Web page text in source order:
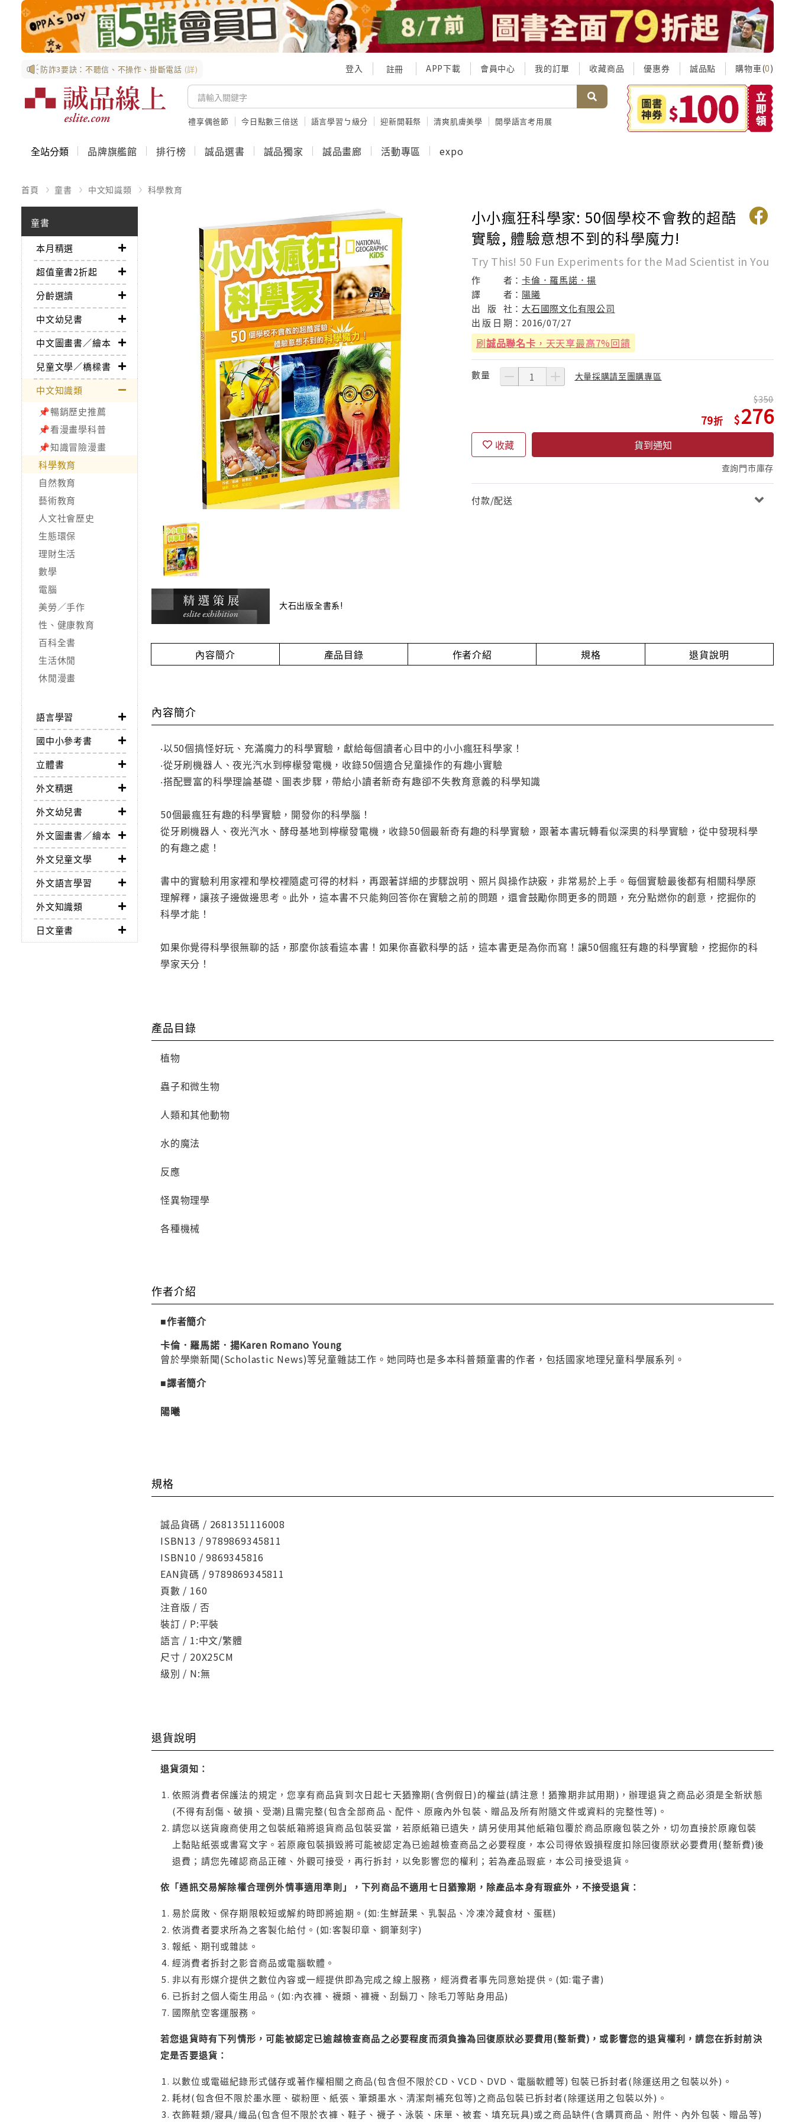
防詐3要訣：不聽信、不操作、掛斷電話 (詳) 登入 註冊 APP下載 會員中心 我的訂單 收藏商品 優惠券 誠品點 購物車(0)
禮享偶爸節 今日點數三倍送 語言學習ㄅ級分 迎新開鞋祭 清爽肌膚美學 開學語言考用展
全站分類 品牌旗艦館 排行榜 誠品選書 誠品獨家 誠品畫廊 活動專區 expo
首頁 童書 中文知識類 科學教育
童書
本月精選
超值童書2折起
分齡選讀
中文幼兒書
中文圖畫書／繪本
兒童文學／橋樑書
中文知識類
📌暢銷歷史推薦
📌看漫畫學科普
📌知識冒險漫畫
科學教育
自然教育
藝術教育
人文社會歷史
生態環保
理財生活
數學
電腦
美勞／手作
性、健康教育
百科全書
生活休閒
休閒漫畫
語言學習
國中小參考書
立體書
外文精選
外文幼兒書
外文圖畫書／繪本
外文兒童文學
外文語言學習
外文知識類
日文童書
大石出版全書系!
小小瘋狂科學家: 50個學校不會教的超酷
實驗, 體驗意想不到的科學魔力!
Try This! 50 Fun Experiments for the Mad Scientist in You
作 者：卡倫．羅馬諾．揚
譯
者： 陽曦
出
版 社： 大石國際文化有限公司
出 版 日 期： 2016/07/27
刷誠品聯名卡 ，天天享最高7%回饋
數量 大量採購請至團購專區
79
350
276
收藏 貨到通知
查詢門市庫存
付款/配送
內容簡介 產品目錄 作者介紹 規格 退貨說明
內容簡介
‧以50個搞怪好玩、充滿魔力的科學實驗，獻給每個讀者心目中的小小瘋狂科學家！
‧從牙刷機器人、夜光汽水到檸檬發電機，收錄50個適合兒童操作的有趣小實驗
‧搭配豐富的科學理論基礎、圖表步驟，帶給小讀者新奇有趣卻不失教育意義的科學知識
50個最瘋狂有趣的科學實驗，開發你的科學腦！
從牙刷機器人、夜光汽水、酵母基地到檸檬發電機，收錄50個最新奇有趣的科學實驗，跟著本書玩轉看似深奧的科學實驗，從中發現科學
的有趣之處！
書中的實驗利用家裡和學校裡隨處可得的材料，再跟著詳細的步驟說明、照片與操作訣竅，非常易於上手。每個實驗最後都有相關科學原
理解釋，讓孩子邊做邊思考。此外，這本書不只能夠回答你在實驗之前的問題，還會鼓勵你問更多的問題，充分點燃你的創意，挖掘你的
科學才能！
如果你覺得科學很無聊的話，那麼你該看這本書！如果你喜歡科學的話，這本書更是為你而寫！讓50個瘋狂有趣的科學實驗，挖掘你的科
學家天分！
產品目錄
植物
蟲子和微生物
人類和其他動物
水的魔法
反應
怪異物理學
各種機械
作者介紹
■作者簡介
卡倫．羅馬諾．揚Karen Romano Young
曾於學樂新聞(Scholastic News)等兒童雜誌工作。她同時也是多本科普類童書的作者，包括國家地理兒童科學展系列。
■譯者簡介
陽曦
規格
誠品貨碼 / 2681351116008
ISBN13 / 9789869345811
ISBN10 / 9869345816
EAN貨碼 / 9789869345811
頁數 / 160
注音版 / 否
裝訂 / P:平裝
語言 / 1:中文/繁體
尺寸 / 20X25CM
級別 / N:無
退貨說明
退貨須知：
依照消費者保護法的規定，您享有商品貨到次日起七天猶豫期(含例假日)的權益(請注意！猶豫期非試用期)，辦理退貨之商品必須是全新狀態
(不得有刮傷、破損、受潮)且需完整(包含全部商品、配件、原廠內外包裝、贈品及所有附隨文件或資料的完整性等)。
請您以送貨廠商使用之包裝紙箱將退貨商品包裝妥當，若原紙箱已遺失，請另使用其他紙箱包覆於商品原廠包裝之外，切勿直接於原廠包裝
上黏貼紙張或書寫文字。若原廠包裝損毀將可能被認定為已逾越檢查商品之必要程度，本公司得依毀損程度扣除回復原狀必要費用(整新費)後
退費；請您先確認商品正確、外觀可接受，再行拆封，以免影響您的權利；若為產品瑕疵，本公司接受退貨。
依「通訊交易解除權合理例外情事適用準則」，下列商品不適用七日猶豫期，除產品本身有瑕疵外，不接受退貨：
易於腐敗、保存期限較短或解約時即將逾期。(如:生鮮蔬果、乳製品、冷凍冷藏食材、蛋糕)
依消費者要求所為之客製化給付。(如:客製印章、鋼筆刻字)
報紙、期刊或雜誌。
經消費者拆封之影音商品或電腦軟體。
非以有形媒介提供之數位內容或一經提供即為完成之線上服務，經消費者事先同意始提供。(如:電子書)
已拆封之個人衛生用品。(如:內衣褲、襪類、褲襪、刮鬍刀、除毛刀等貼身用品)
國際航空客運服務。
若您退貨時有下列情形，可能被認定已逾越檢查商品之必要程度而須負擔為回復原狀必要費用(整新費)，或影響您的退貨權利，請您在拆封前決
定是否要退貨：
以數位或電磁紀錄形式儲存或著作權相關之商品(包含但不限於CD、VCD、DVD、電腦軟體等) 包裝已拆封者(除運送用之包裝以外)。
耗材(包含但不限於墨水匣、碳粉匣、紙張、筆類墨水、清潔劑補充包等)之商品包裝已拆封者(除運送用之包裝以外)。
衣飾鞋類/寢具/織品(包含但不限於衣褲、鞋子、襪子、泳裝、床單、被套、填充玩具)或之商品缺件(含購買商品、附件、內外包裝、贈品等)